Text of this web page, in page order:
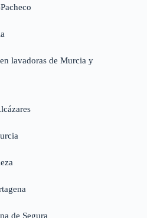
lavadoras de Murcia y
de Segura